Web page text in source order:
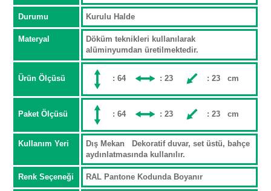
Durumu Kurulu Halde
Materyal
Döküm teknikleri kullanılarak
alüminyumdan üretilmektedir.
Ürün Ölçüsü : 64 : 23 : 23 cm
Paket Ölçüsü : 64 : 23 : 23 cm
Kullanım Yeri
Dış Mekan Dekoratif duvar, set üstü, bahçe
aydınlatmasında kullanılır.
Renk Seçeneği RAL Pantone Kodunda Boyanır